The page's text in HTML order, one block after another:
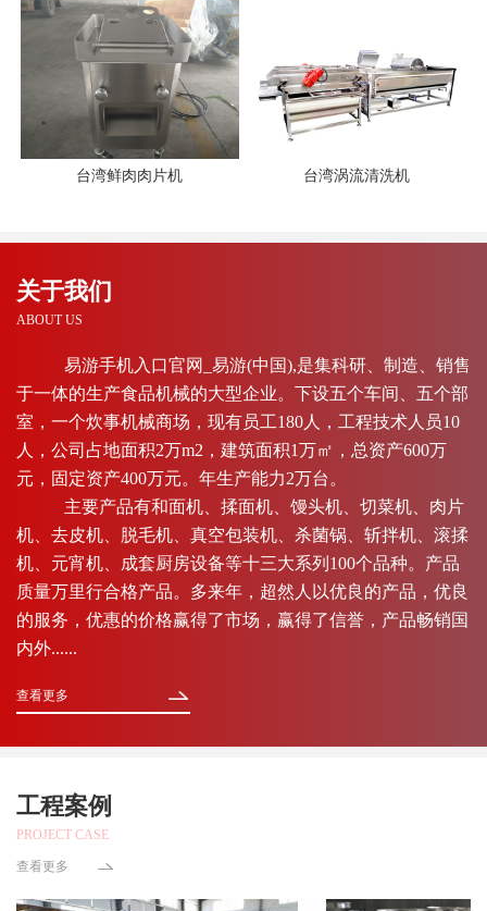
台湾鲜肉肉片机 台湾涡流清洗机
关于我们
ABOUT US
易游手机入口官网_易游(中国),是集科研、制造、销售
于一体的生产食品机械的大型企业。下设五个车间、五个部
室，一个炊事机械商场，现有员工180人，工程技术人员10
人，公司占地面积2万m2，建筑面积1万㎡，总资产600万
元，固定资产400万元。年生产能力2万台。
主要产品有和面机、揉面机、馒头机、切菜机、肉片
机、去皮机、脱毛机、真空包装机、杀菌锅、斩拌机、滚揉
机、元宵机、成套厨房设备等十三大系列100个品种。产品
质量万里行合格产品。多来年，超然人以优良的产品，优良
的服务，优惠的价格赢得了市场，赢得了信誉，产品畅销国
内外......
查看更多
工程案例
PROJECT CASE
查看更多